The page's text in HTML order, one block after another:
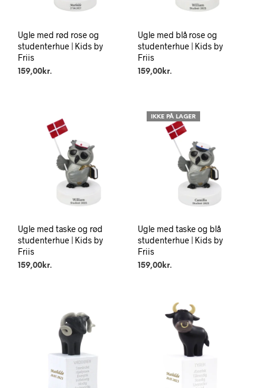
Ugle med rød rose og
studenterhue | Kids by
Friis
159,00 kr.
Ugle med blå rose og
studenterhue | Kids by
Friis
159,00kr.
Ugle med taske og rød
studenterhue | Kids by
Friis
159,00 kr.
IKKE PÅ LAGER
Ugle med taske og blå
studenterhue | Kids by
Friis
159,00kr.